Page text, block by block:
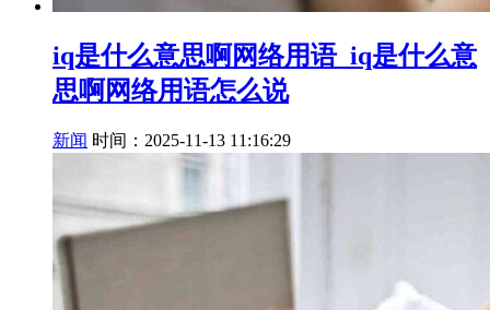
iq是什么意思啊网络用语_iq是什么意
思啊网络用语怎么说
新闻 时间：2025-11-13 11:16:29